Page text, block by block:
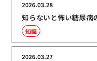
知らないと怖い糖尿病
2026.03.28
知識
2026.03.27